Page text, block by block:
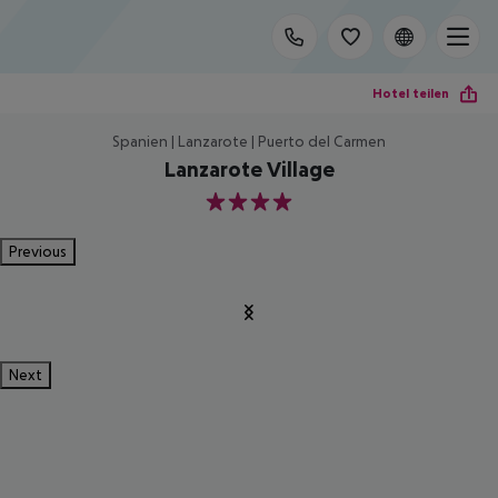
Hotel teilen
Spanien | Lanzarote | Puerto del Carmen
Lanzarote Village
4
Previous
Next